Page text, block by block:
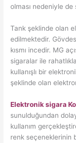
olması nedeniyle de
Tank şeklinde olan
edilmektedir.
kısmı incedir. MG
sigaralar ile
kullanışlı bir
şeklinde olan
Elektronik sigara
sunulduğundan
kullanım
renk seçeneklerinin